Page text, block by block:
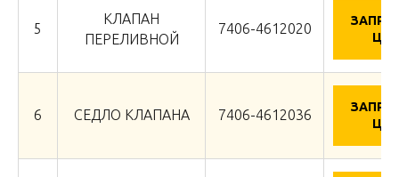
5
КЛАПАН
ПЕРЕЛИВНОЙ
7406-4612020
6 СЕДЛО КЛАПАНА 7406-4612036